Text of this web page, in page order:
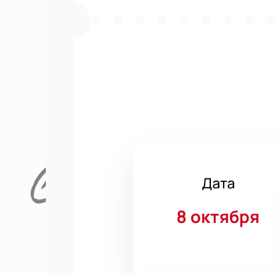
Дата
8 октября